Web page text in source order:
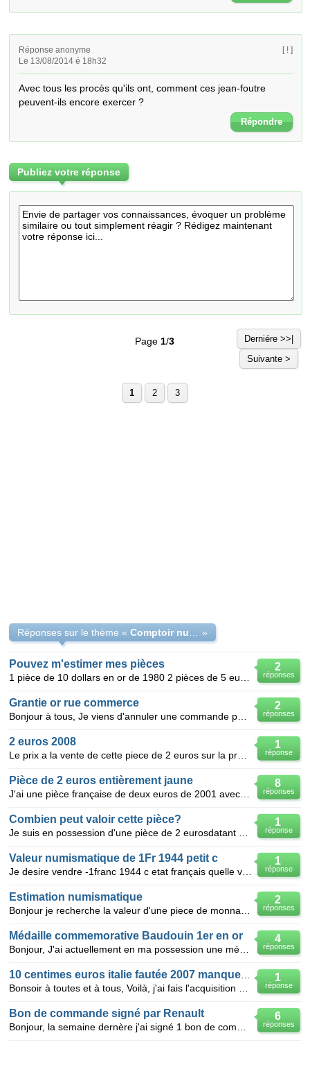
Réponse anonyme
Le 13/08/2014 é 18h32
[ ! ]
Avec tous les procès qu'ils ont, comment ces jean-foutre
peuvent-ils encore exercer ?
Répondre
Publiez votre réponse
Page 1/3
Derniére >>|
Suivante >
1 2 3
Réponses sur le thème « »
2
réponses
Pouvez m'estimer mes pièces
2
réponses
Grantie or rue commerce
1
réponse
2 euros 2008
8
réponses
Pièce de 2 euros entièrement jaune
1
réponse
Combien peut valoir cette pièce?
1
réponse
Valeur numismatique de 1Fr 1944 petit c
2
réponses
Estimation numismatique
4
réponses
Médaille commemorative Baudouin 1er en or
1
réponse
6
réponses
Bon de commande signé par Renault